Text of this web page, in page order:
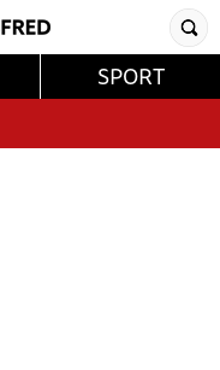
SPORT